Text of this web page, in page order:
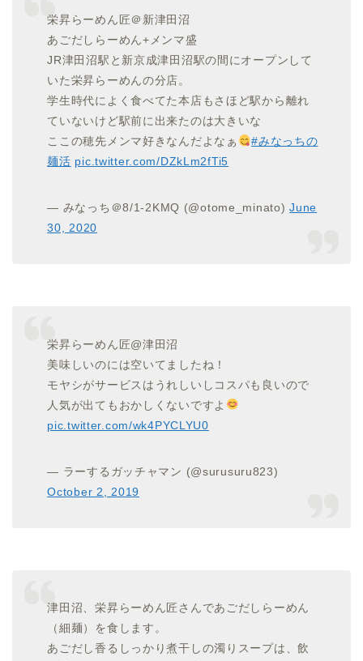
栄昇らーめん匠＠新津田沼
あごだしらーめん+メンマ盛
JR津田沼駅と新京成津田沼駅の間にオープンして
いた栄昇らーめんの分店。
学生時代によく食べてた本店もさほど駅から離れ
ていないけど駅前に出来たのは大きいな
ここの穂先メンマ好きなんだよなぁ
#みなっちの
麺活 pic.twitter.com/DZkLm2fTi5
— みなっち＠8/1-2KMQ (@otome_minato)June
30, 2020
栄昇らーめん匠@津田沼
美味しいのには空いてましたね！
モヤシがサービスはうれしいしコスパも良いので
人気が出てもおかしくないですよ
pic.twitter.com/wk4PYCLYU0
— ラーするガッチャマン (@surusuru823)
October 2, 2019
津田沼、栄昇らーめん匠さんであごだしらーめん
（細麺）を食します。
あごだし香るしっかり煮干しの濁りスープは、飲